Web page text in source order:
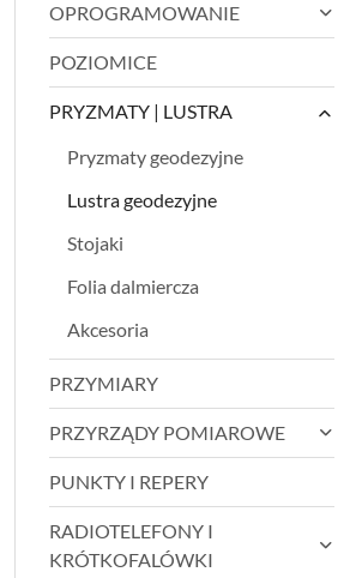
OPROGRAMOWANIE
POZIOMICE
PRYZMATY | LUSTRA
Pryzmaty geodezyjne
Lustra geodezyjne
Stojaki
Folia dalmiercza
Akcesoria
PRZYMIARY
PRZYRZĄDY POMIAROWE
PUNKTY I REPERY
RADIOTELEFONY I
KRÓTKOFALÓWKI